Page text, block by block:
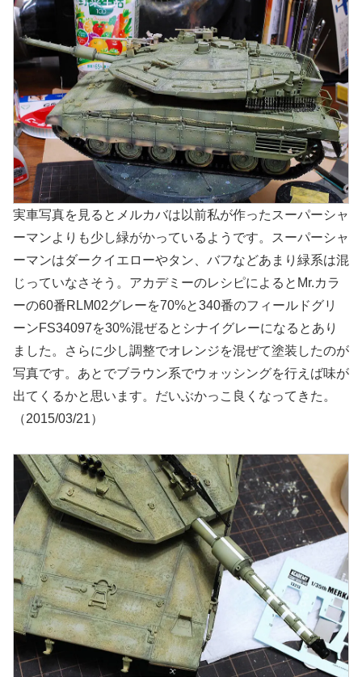
実車写真を見るとメルカバは以前私が作ったスーパーシャ
ーマンよりも少し緑がかっているようです。スーパーシャ
ーマンはダークイエローやタン、バフなどあまり緑系は混
じっていなさそう。アカデミーのレシピによるとMr.カラ
ーの60番RLM02グレーを70%と340番のフィールドグリ
ーンFS34097を30%混ぜるとシナイグレーになるとあり
ました。さらに少し調整でオレンジを混ぜて塗装したのが
写真です。あとでブラウン系でウォッシングを行えば味が
出てくるかと思います。だいぶかっこ良くなってきた。
（2015/03/21）